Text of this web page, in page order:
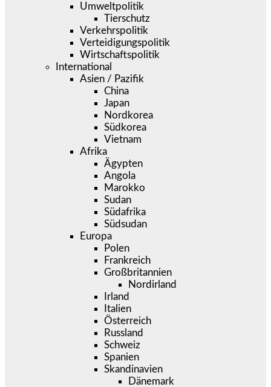
Umweltpolitik
Tierschutz
Verkehrspolitik
Verteidigungspolitik
Wirtschaftspolitik
International
Asien / Pazifik
China
Japan
Nordkorea
Südkorea
Vietnam
Afrika
Ägypten
Angola
Marokko
Sudan
Südafrika
Südsudan
Europa
Polen
Frankreich
Großbritannien
Nordirland
Irland
Italien
Österreich
Russland
Schweiz
Spanien
Skandinavien
Dänemark